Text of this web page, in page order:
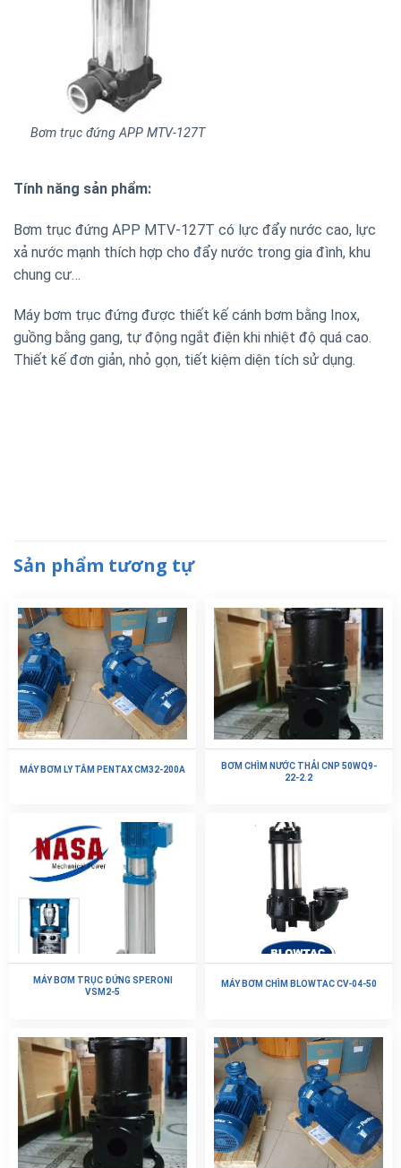
Bơm trục đứng APP MTV-127T
Tính năng sản phẩm:
Bơm trục đứng APP MTV-127T có lực đẩy nước cao, lực
xả nước mạnh thích hợp cho đẩy nước trong gia đình, khu
chung cư…
Máy bơm trục đứng được thiết kế cánh bơm bằng Inox,
guồng bằng gang, tự động ngắt điện khi nhiệt độ quá cao.
Thiết kế đơn giản, nhỏ gọn, tiết kiệm diện tích sử dụng.
Sản phẩm tương tự
MÁY BƠM LY TÂM PENTAX CM32-200A
BƠM CHÌM NƯỚC THẢI CNP 50WQ9-
22-2.2
MÁY BƠM TRỤC ĐỨNG SPERONI
VSM2-5
MÁY BƠM CHÌM BLOWTAC CV-04-50